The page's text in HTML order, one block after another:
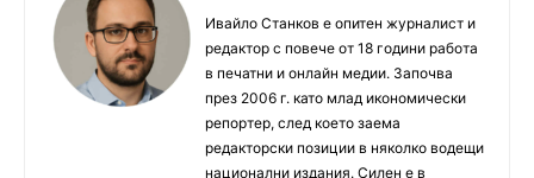
Ивайло Станков е опитен журналист и
редактор с повече от 18 години работа
в печатни и онлайн медии. Започва
през 2006 г. като млад икономически
репортер, след което заема
редакторски позиции в няколко водещи
национални издания. Силен е в